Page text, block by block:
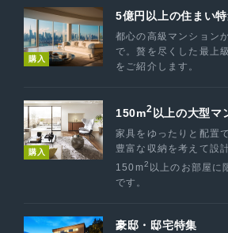
購入
5億円以上の住まい
都心の高級マンション
で。贅を尽くした最上
をご紹介します。
購入
150m2 以上の大型マ
家具をゆったりと配置
豊富な収納を考えて設
150m2 以上のお部屋に
です。
豪邸・邸宅特集